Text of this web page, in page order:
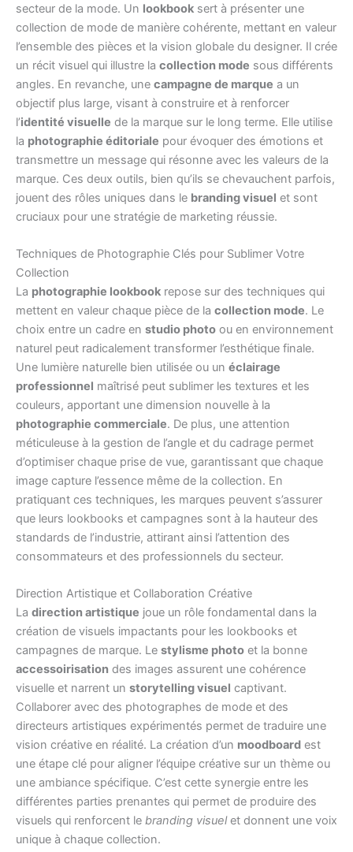
secteur de la mode. Un lookbook sert à présenter une
collection de mode de manière cohérente, mettant en valeur
l’ensemble des pièces et la vision globale du designer. Il crée
un récit visuel qui illustre la collection mode sous différents
angles. En revanche, une campagne de marque a un
objectif plus large, visant à construire et à renforcer
l’identité visuelle de la marque sur le long terme. Elle utilise
la photographie éditoriale pour évoquer des émotions et
transmettre un message qui résonne avec les valeurs de la
marque. Ces deux outils, bien qu’ils se chevauchent parfois,
jouent des rôles uniques dans le branding visuel et sont
cruciaux pour une stratégie de marketing réussie.
Techniques de Photographie Clés pour Sublimer Votre
Collection
La photographie lookbook repose sur des techniques qui
mettent en valeur chaque pièce de la collection mode. Le
choix entre un cadre en studio photo ou en environnement
naturel peut radicalement transformer l’esthétique finale.
Une lumière naturelle bien utilisée ou un éclairage
professionnel maîtrisé peut sublimer les textures et les
couleurs, apportant une dimension nouvelle à la
photographie commerciale. De plus, une attention
méticuleuse à la gestion de l’angle et du cadrage permet
d’optimiser chaque prise de vue, garantissant que chaque
image capture l’essence même de la collection. En
pratiquant ces techniques, les marques peuvent s’assurer
que leurs lookbooks et campagnes sont à la hauteur des
standards de l’industrie, attirant ainsi l’attention des
consommateurs et des professionnels du secteur.
Direction Artistique et Collaboration Créative
La direction artistique joue un rôle fondamental dans la
création de visuels impactants pour les lookbooks et
campagnes de marque. Le stylisme photo et la bonne
accessoirisation des images assurent une cohérence
visuelle et narrent un storytelling visuel captivant.
Collaborer avec des photographes de mode et des
directeurs artistiques expérimentés permet de traduire une
vision créative en réalité. La création d’un moodboard est
une étape clé pour aligner l’équipe créative sur un thème ou
une ambiance spécifique. C’est cette synergie entre les
différentes parties prenantes qui permet de produire des
visuels qui renforcent le branding visuelet donnent une voix
unique à chaque collection.